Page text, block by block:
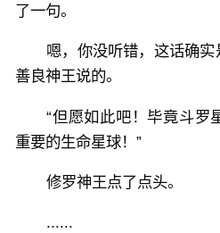
了一句。
嗯，你没听错，这话确
善良神王说的。
“但愿如此吧！毕竟斗罗
重要的生命星球！”
修罗神王点了点头。
......